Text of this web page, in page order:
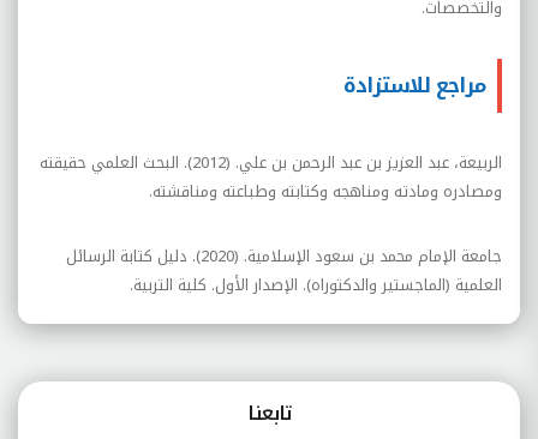
والتخصصات.
مراجع للاستزادة
الربيعة، عبد العزيز بن عبد الرحمن بن علي. (2012). البحث العلمي حقيقته
ومصادره ومادته ومناهجه وكتابته وطباعته ومناقشته.
جامعة الإمام محمد بن سعود الإسلامية. (2020). دليل كتابة الرسائل
العلمية (الماجستير والدكتوراه). الإصدار الأول. كلية التربية.
تابعنـا